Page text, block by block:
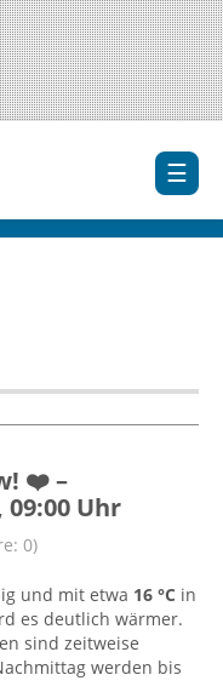
❤️ –
09:00 Uhr
0)
und mit etwa 16 °C in
es deutlich wärmer.
sind zeitweise
werden bis